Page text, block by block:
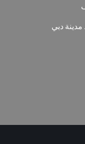
دبي